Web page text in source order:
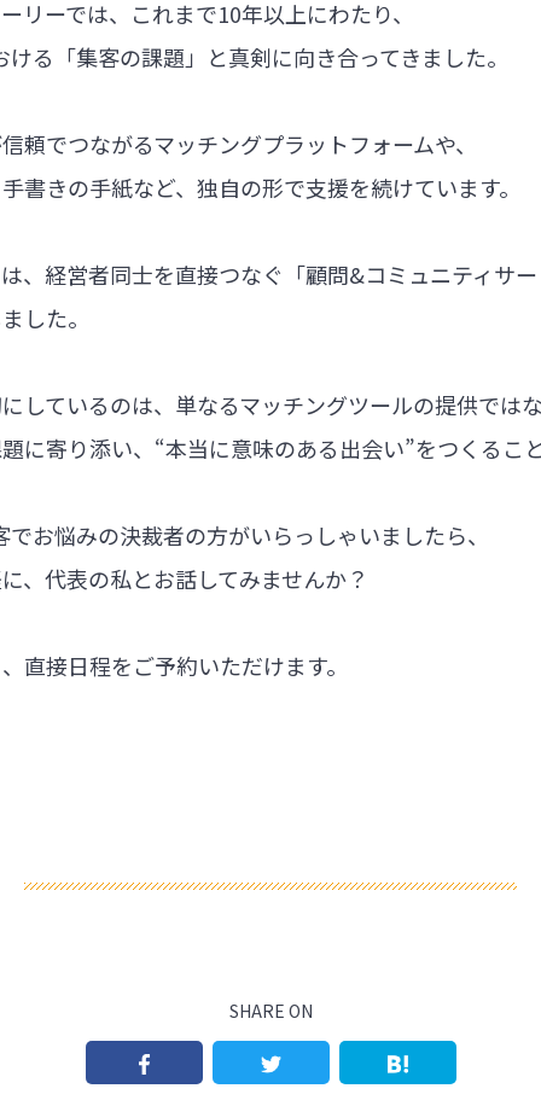
リーでは、これまで10年以上にわたり、
る「集客の課題」と真剣に向き合ってきました。
頼でつながるマッチングプラットフォームや、
書きの手紙など、独自の形で支援を続けています。
、経営者同士を直接つなぐ「顧問&コミュニティサ
した。
しているのは、単なるマッチングツールの提供では
に寄り添い、“本当に意味のある出会い”をつくるこ
お悩みの決裁者の方がいらっしゃいましたら、
、代表の私とお話してみませんか？
直接日程をご予約いただけます。
SHARE ON